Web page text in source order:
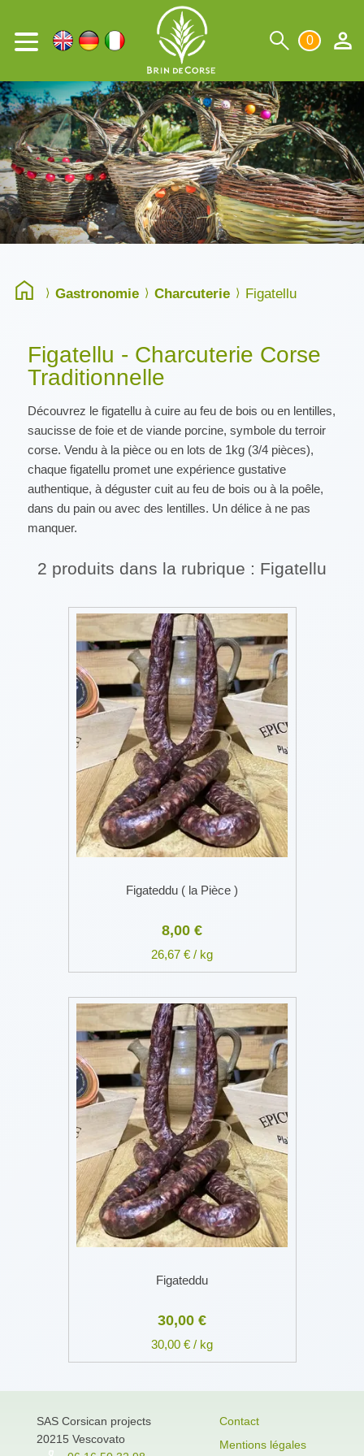
0
Gastronomie Charcuterie Figatellu
Figatellu - Charcuterie Corse
Traditionnelle
Découvrez le figatellu à cuire au feu de bois ou en lentilles,
saucisse de foie et de viande porcine, symbole du terroir
corse. Vendu à la pièce ou en lots de 1kg (3/4 pièces),
chaque figatellu promet une expérience gustative
authentique, à déguster cuit au feu de bois ou à la poêle,
dans du pain ou avec des lentilles. Un délice à ne pas
manquer.
2 produits dans la rubrique : Figatellu
Figateddu ( la Pièce )
8,00 €
26,67 € / kg
Figateddu
30,00 €
30,00 € / kg
SAS Corsican projects
20215 Vescovato
Contact
Mentions légales